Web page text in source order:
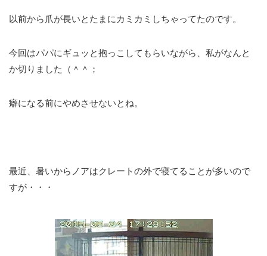
以前から爪が長いとたまにカミカミしちゃってたのです。
今回はパパにギュッと抱っこしてもらいながら、私がなんと
か切りました（＾＾；
癖になる前にやめさせないとね。
最近、暑いからノアはクレートの外で寝てることが多いので
すが・・・